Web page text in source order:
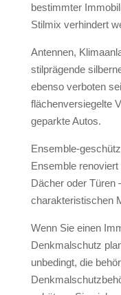
bestimmter
Stilmix verhindert
Antennen,
stilprägende
ebenso verboten
flächenversiegelte
geparkte Autos.
Ensemble-
Ensemble
Dächer oder Türen
charakteristischen
Wenn Sie einen
Denkmalschutz
unbedingt, die